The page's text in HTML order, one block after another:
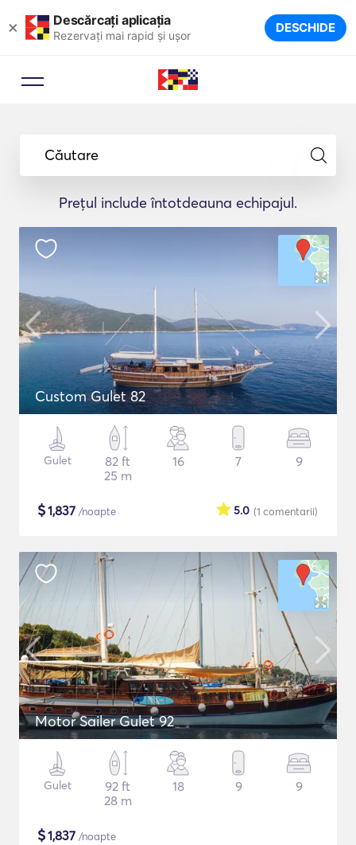
× Descărcați aplicația
Rezervați mai rapid și ușor DESCHIDE
Căutare
Prețul include întotdeauna echipajul.
Custom Gulet 82
Gulet
82 ft
25 m
16 7 9
$1,837 /noapte (1 comentarii)
5.0
Motor Sailer Gulet 92
Gulet
92 ft
28 m
18 9 9
$1,837 /noapte